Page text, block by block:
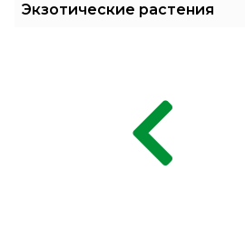
Экзотические растения